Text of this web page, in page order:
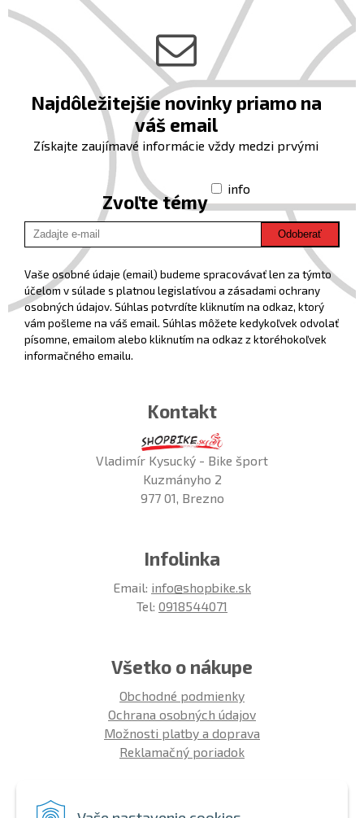
Najdôležitejšie novinky priamo na
váš email
Získajte zaujímavé informácie vždy medzi prvými
Zvoľte témy
info
Odoberať
Vaše osobné údaje (email) budeme spracovávať len za týmto
účelom v súlade s platnou legislatívou a zásadami ochrany
osobných údajov. Súhlas potvrdíte kliknutím na odkaz, ktorý
vám pošleme na váš email. Súhlas môžete kedykoľvek odvolať
písomne, emailom alebo kliknutím na odkaz z ktoréhokoľvek
informačného emailu.
Kontakt
Vladimír Kysucký - Bike šport
Kuzmányho 2
977 01, Brezno
Infolinka
Email: info@shopbike.sk
Tel: 0918544071
Všetko o nákupe
Obchodné podmienky
Ochrana osobných údajov
Možnosti platby a doprava
Reklamačný poriadok